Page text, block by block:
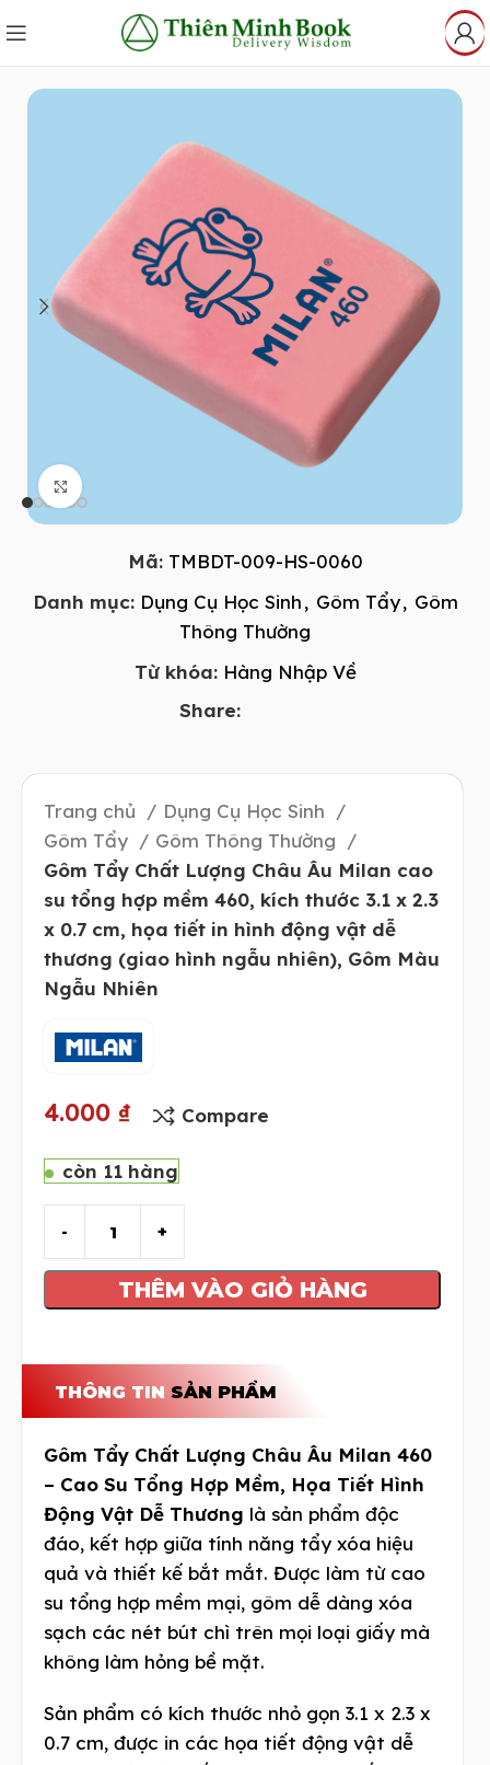
Mã: TMBDT-009-HS-0060
Danh mục: Dụng Cụ Học Sinh, Gôm Tẩy, Gôm
Thông Thường
Từ khóa: Hàng Nhập Về
Share:
Trang chủ
Dụng Cụ Học Sinh
Gôm Tẩy
Gôm Thông Thường
Gôm Tẩy Chất Lượng Châu Âu Milan cao
su tổng hợp mềm 460, kích thước 3.1 x 2.3
x 0.7 cm, họa tiết in hình động vật dễ
thương (giao hình ngẫu nhiên), Gôm Màu
Ngẫu Nhiên
4.000 ₫ Compare
còn 11 hàng
THÊM VÀO GIỎ HÀNG
THÔNG TIN SẢN PHẨM
Gôm Tẩy Chất Lượng Châu Âu Milan 460
– Cao Su Tổng Hợp Mềm, Họa Tiết Hình
Động Vật Dễ Thương là sản phẩm độc
đáo, kết hợp giữa tính năng tẩy xóa hiệu
quả và thiết kế bắt mắt. Được làm từ cao
su tổng hợp mềm mại, gôm dễ dàng xóa
sạch các nét bút chì trên mọi loại giấy mà
không làm hỏng bề mặt.
Sản phẩm có kích thước nhỏ gọn 3.1 x 2.3 x
0.7 cm, được in các họa tiết động vật dễ